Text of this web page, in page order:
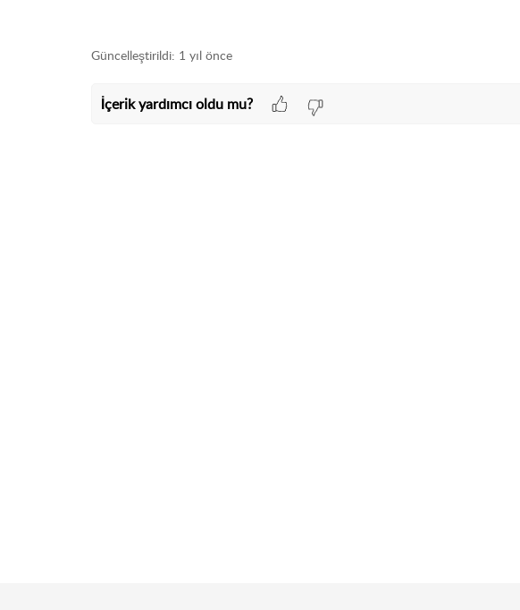
Güncelleştirildi: 1 yıl önce
İçerik yardımcı oldu mu?